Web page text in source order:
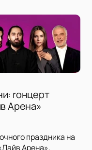
rонцерт
Арена»
праздника на
Арена»,